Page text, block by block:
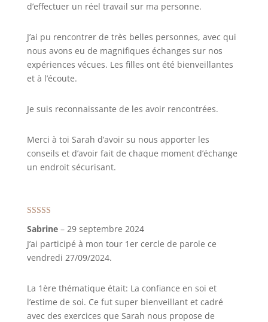
d’effectuer un réel travail sur ma personne.
J’ai pu rencontrer de très belles personnes, avec qui
nous avons eu de magnifiques échanges sur nos
expériences vécues. Les filles ont été bienveillantes
et à l’écoute.
Je suis reconnaissante de les avoir rencontrées.
Merci à toi Sarah d’avoir su nous apporter les
conseils et d’avoir fait de chaque moment d’échange
un endroit sécurisant.
Sabrine – 29 septembre 2024
J’ai participé à mon tour 1er cercle de parole ce
vendredi 27/09/2024.
La 1ère thématique était: La confiance en soi et
l’estime de soi. Ce fut super bienveillant et cadré
avec des exercices que Sarah nous propose de